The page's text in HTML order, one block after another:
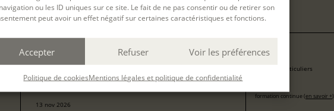
ou les ID uniques sur ce site. Le fait de ne pas consentir ou de retirer son
peut avoir un effet négatif sur certaines caractéristiques et fonctions.
Accepter Refuser Voir les préférences
Politique de cookiesMentions légales et politique de confidentialité
avec Sylvie Neron-Bancel
ATELIER PRÉPARAOIRE - ÉCRIRE ET ÉDITER SON
HISTOIRE DE VIE
13 nov 2026
90 €
pour les particuliers
formation continue (en savoir +)